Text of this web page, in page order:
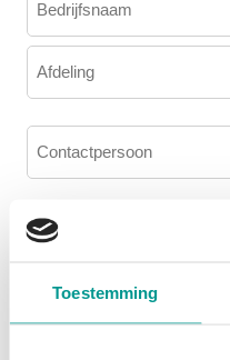
Toestemming
Bedrijfsnaam
Contactpersoon
Facturatie
Factuuradres hetzelfde
verzendadres?
hieronder niet in te vullen)
Nee (vul onderstaand